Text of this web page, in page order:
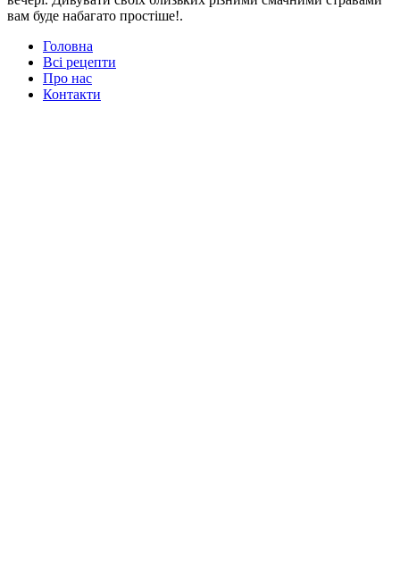
вам буде набагато простіше!.
Головна
Всі рецепти
Про нас
Контакти